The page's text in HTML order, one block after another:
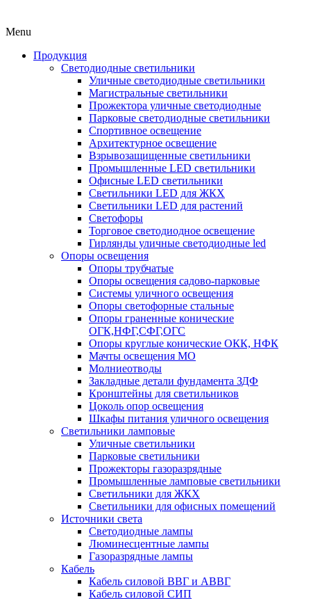
Menu
Продукция
Светодиодные светильники
Уличные светодиодные светильники
Магистральные светильники
Прожектора уличные светодиодные
Парковые светодиодные светильники
Спортивное освещение
Архитектурное освещение
Взрывозащищенные светильники
Промышленные LED светильники
Офисные LED светильники
Cветильники LED для ЖКХ
Светильники LED для растений
Светофоры
Торговое светодиодное освещение
Гирлянды уличные светодиодные led
Опоры освещения
Опоры трубчатые
Опоры освещения садово-парковые
Системы уличного освещения
Опоры светофорные стальные
Опоры граненные конические
ОГК,НФГ,СФГ,ОГС
Опоры круглые конические ОКК, НФК
Мачты освещения МО
Молниеотводы
Закладные детали фундамента ЗДФ
Кронштейны для светильников
Цоколь опор освещения
Шкафы питания уличного освещения
Светильники ламповые
Уличные светильники
Парковые светильники
Прожекторы газоразрядные
Промышленные ламповые светильники
Светильники для ЖКХ
Светильники для офисных помещений
Источники света
Светодиодные лампы
Люминесцентные лампы
Газоразрядные лампы
Кабель
Кабель силовой ВВГ и АВВГ
Кабель силовой СИП